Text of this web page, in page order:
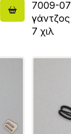
7009-
7 χιλ